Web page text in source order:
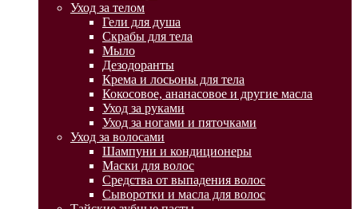
Уход за телом
Гели для душа
Скрабы для тела
Мыло
Дезодоранты
Крема и лосьоны для тела
Кокосовое, ананасовое и другие масла
Уход за руками
Уход за ногами и пяточками
Уход за волосами
Шампуни и кондиционеры
Маски для волос
Средства от выпадения волос
Сыворотки и масла для волос